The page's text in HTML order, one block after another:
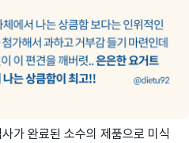
가 완료된 소수의 제품으로 미식